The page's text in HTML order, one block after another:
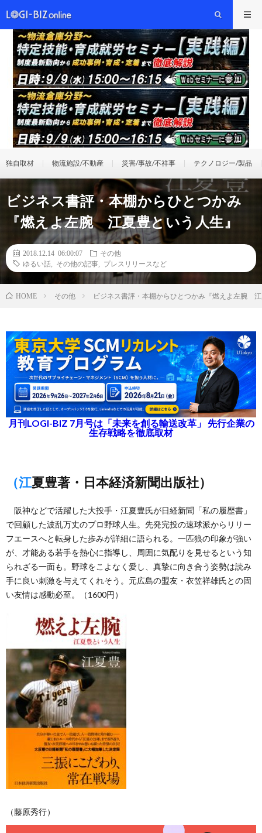
独自取材 物流施設/不動産 災害/事故/不祥事 テクノロジー/製品
ビジネス書評・本棚からひとつかみ
『燃えよ左腕 江夏豊という人生』
2018.12.14 06:00:07
その他
ゆるい話
その他の記事 プレスリリースなど
HOME その他 ビジネス書評・本棚からひとつかみ『燃えよ左腕
月刊LOGI-BIZ 7月号は「未来を創る輸送改革」 先行企業の
生存戦略を徹底取材
（江夏豊著・日本経済新聞出版社）
阪神などで活躍した大投手・江夏豊氏が日経新聞「私の履歴書」
で回顧した波乱万丈のプロ野球人生。先発完投の速球派からリリー
フエースへと転身した歩みが詳細に語られる。一匹狼の印象が強い
が、才能ある若手を熱心に指導し、周囲に気配りを見せるという知
られざる一面も。野球をこよなく愛し、真摯に向き合う姿勢は読み
手に良い刺激を与えてくれそう。元広島の盟友・衣笠祥雄氏との固
い友情は感動必至。（1600円）
（藤原秀行）